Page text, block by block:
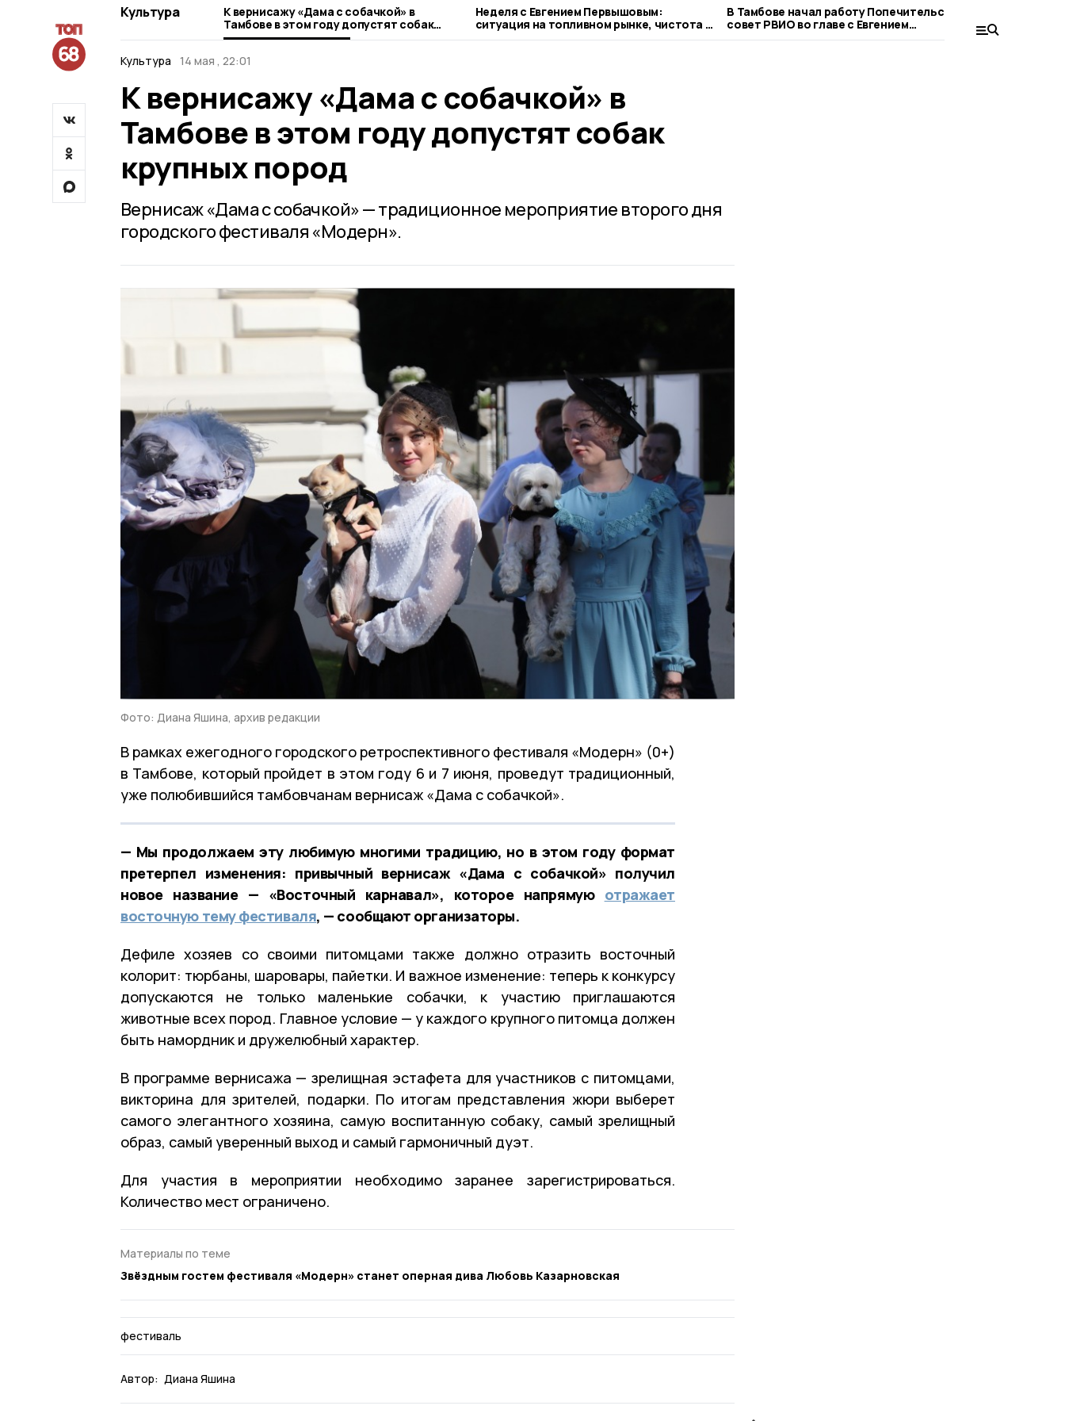
Культура
К вернисажу «Дама с собачкой» в
Тамбове в этом году допустят собак
крупных пород
Неделя с Евгением Первышовым:
ситуация на топливном рынке, чистота в
городе и приоритеты образования
В Тамбове начал работу Попечительский
совет РВИО во главе с Евгением
Первышовым
«Родные —
Культура 14 мая , 22:01
К вернисажу «Дама с собачкой» в
Тамбове в этом году допустят собак
крупных пород
Вернисаж «Дама с собачкой» — традиционное мероприятие второго дня
городского фестиваля «Модерн».
Фото: Диана Яшина, архив редакции
В рамках ежегодного городского ретроспективного фестиваля «Модерн» (0+)
в Тамбове, который пройдет в этом году 6 и 7 июня, проведут традиционный,
уже полюбившийся тамбовчанам вернисаж «Дама с собачкой».
— Мы продолжаем эту любимую многими традицию, но в этом году формат
претерпел изменения: привычный вернисаж «Дама с собачкой» получил
новое название — «Восточный карнавал», которое напрямую отражает
восточную тему фестиваля, — сообщают организаторы.
Дефиле хозяев со своими питомцами также должно отразить восточный
колорит: тюрбаны, шаровары, пайетки. И важное изменение: теперь к конкурсу
допускаются не только маленькие собачки, к участию приглашаются
животные всех пород. Главное условие — у каждого крупного питомца должен
быть намордник и дружелюбный характер.
В программе вернисажа — зрелищная эстафета для участников с питомцами,
викторина для зрителей, подарки. По итогам представления жюри выберет
самого элегантного хозяина, самую воспитанную собаку, самый зрелищный
образ, самый уверенный выход и самый гармоничный дуэт.
Для участия в мероприятии необходимо заранее зарегистрироваться.
Количество мест ограничено.
Материалы по теме
Звёздным гостем фестиваля «Модерн» станет оперная дива Любовь Казарновская
фестиваль
Автор: Диана Яшина